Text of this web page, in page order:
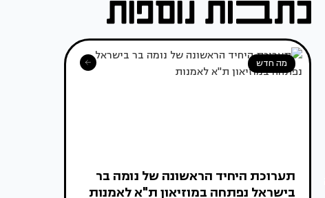
מה חדש
תערוכת היחיד הראשונה של נומה בר
בישראל נפתחה במוזיאון ת"א לאמנות